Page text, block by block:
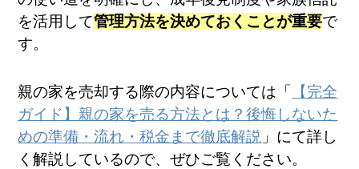
を活用して管理方法を決めておくことが重要で
す。
親の家を売却する際の内容については「
【完全
ガイド】親の家を売る方法とは？後悔しないた
めの準備・流れ・税金まで徹底解説 」にて詳し
く解説しているので、ぜひご覧ください。